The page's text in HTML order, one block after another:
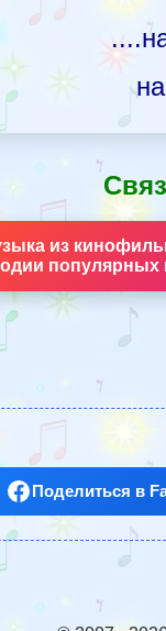
из
популярных
Поделиться в